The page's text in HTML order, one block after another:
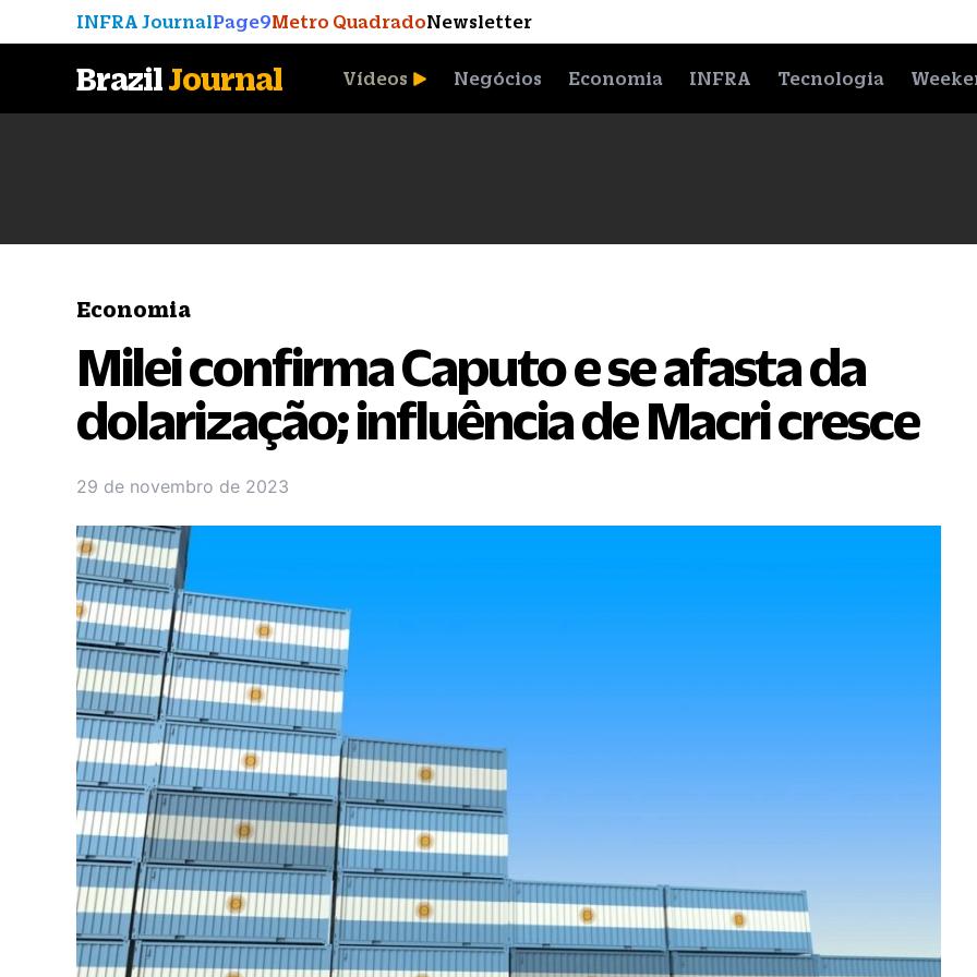
INFRA JournalPage9Metro QuadradoNewsletter
BrazilJournal Vídeos Negócios Economia INFRA Tecnologia
Economia
Milei confirma Caputo e se afasta da
dolarização; influência de Macri cresce
29 de novembro de 2023